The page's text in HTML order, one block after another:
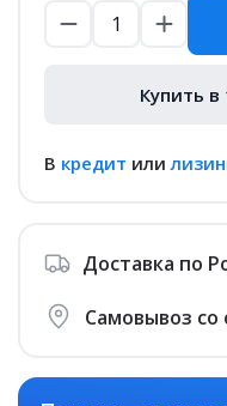
Купить в
В кредит или
Доставка по
Самовывоз со